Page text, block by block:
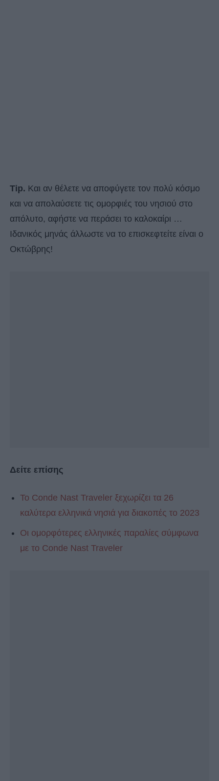
Tip. Και αν θέλετε να αποφύγετε τον πολύ κόσμο
και να απολαύσετε τις ομορφιές του νησιού στο
απόλυτο, αφήστε να περάσει το καλοκαίρι …
Ιδανικός μηνάς άλλωστε να το επισκεφτείτε είναι ο
Οκτώβρης!
Δείτε επίσης
Το Conde Nast Traveler ξεχωρίζει τα 26
καλύτερα ελληνικά νησιά για διακοπές το 2023
Οι ομορφότερες ελληνικές παραλίες σύμφωνα
με το Conde Nast Traveler